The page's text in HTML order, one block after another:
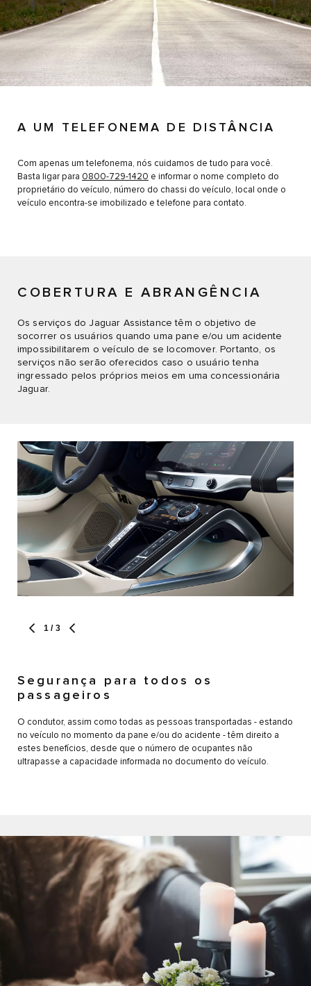
A UM TELEFONEMA DE DISTÂNCIA
Com apenas um telefonema, nós cuidamos de tudo para você.
Basta ligar para 0800-729-1420 e informar o nome completo do
proprietário do veículo, número do chassi do veículo, local onde o
veículo encontra-se imobilizado e telefone para contato.
COBERTURA E ABRANGÊNCIA
Os serviços do Jaguar Assistance têm o objetivo de
socorrer os usuários quando uma pane e/ou um acidente
impossibilitarem o veículo de se locomover. Portanto, os
serviços não serão oferecidos caso o usuário tenha
ingressado pelos próprios meios em uma concessionária
Jaguar.
1 / 3
Segurança para todos os
passageiros
O condutor, assim como todas as pessoas transportadas - estando
no veículo no momento da pane e/ou do acidente - têm direito a
estes benefícios, desde que o número de ocupantes não
ultrapasse a capacidade informada no documento do veículo.